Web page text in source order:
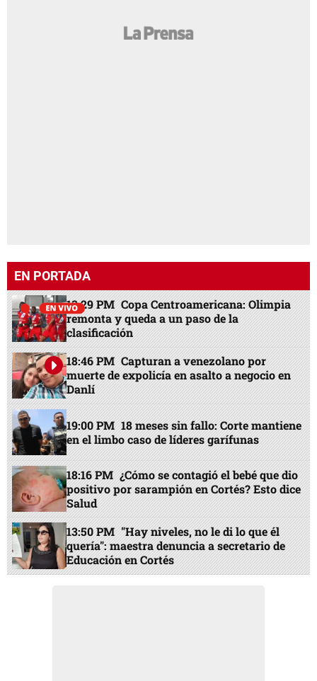
EN PORTADA
13:29 PM Copa Centroamericana: Olimpia
remonta y queda a un paso de la
clasificación
18:46 PM Capturan a venezolano por
muerte de expolicía en asalto a negocio en
Danlí
19:00 PM 18 meses sin fallo: Corte mantiene
en el limbo caso de líderes garífunas
18:16 PM ¿Cómo se contagió el bebé que dio
positivo por sarampión en Cortés? Esto dice
Salud
13:50 PM "Hay niveles, no le di lo que él
quería": maestra denuncia a secretario de
Educación en Cortés